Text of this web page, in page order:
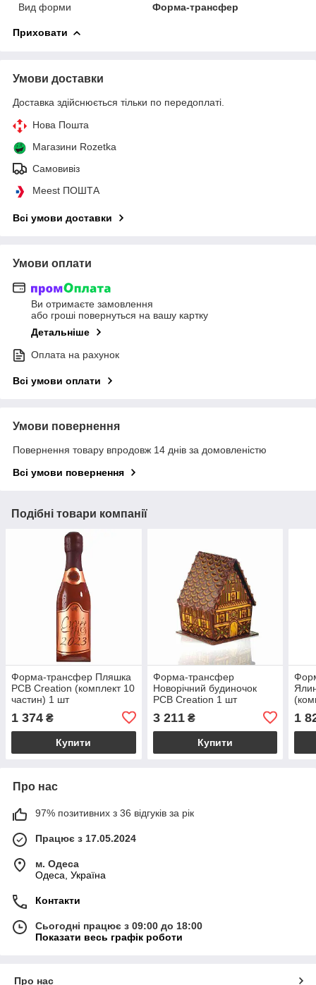
Вид форми
Форма-трансфер
Приховати
Умови доставки
Доставка здійснюється тільки по передоплаті.
Нова Пошта
Магазини Rozetka
Самовивіз
Meest ПОШТА
Всі умови доставки
Умови оплати
Ви отримаєте замовлення
або гроші повернуться на вашу картку
Детальніше
Оплата на рахунок
Всі умови оплати
Умови повернення
Повернення товару впродовж 14 днів за домовленістю
Всі умови повернення
Подібні товари компанії
Форма-трансфер Пляшка
PCB Creation (комплект 10
частин) 1 шт
1 374 ₴
Купити
Форма-трансфер
Новорічний будиночок
PCB Creation 1 шт
3 211₴
Купити
1
Про нас
97% позитивних з 36 відгуків за рік
Працює з 17.05.2024
м. Одеса
Одеса, Україна
Контакти
Сьогодні працює з 09:00 до 18:00
Показати весь графік роботи
Про нас